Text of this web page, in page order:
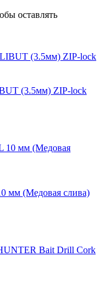
оставлять
(3.5мм) ZIP-lock
мм (Медовая слива)